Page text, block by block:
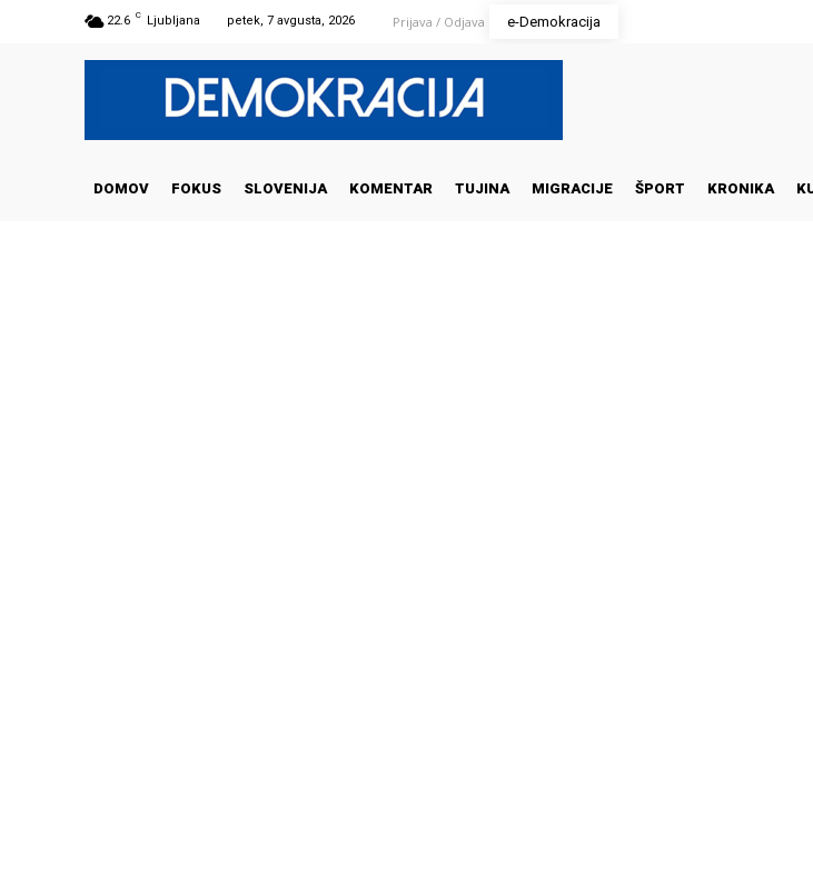
22.6 C Ljubljana petek, 7 avgusta, 2026 Prijava / Odjava e-Demokracija
DOMOV FOKUS SLOVENIJA KOMENTAR TUJINA MIGRACIJE ŠPORT KRONIKA